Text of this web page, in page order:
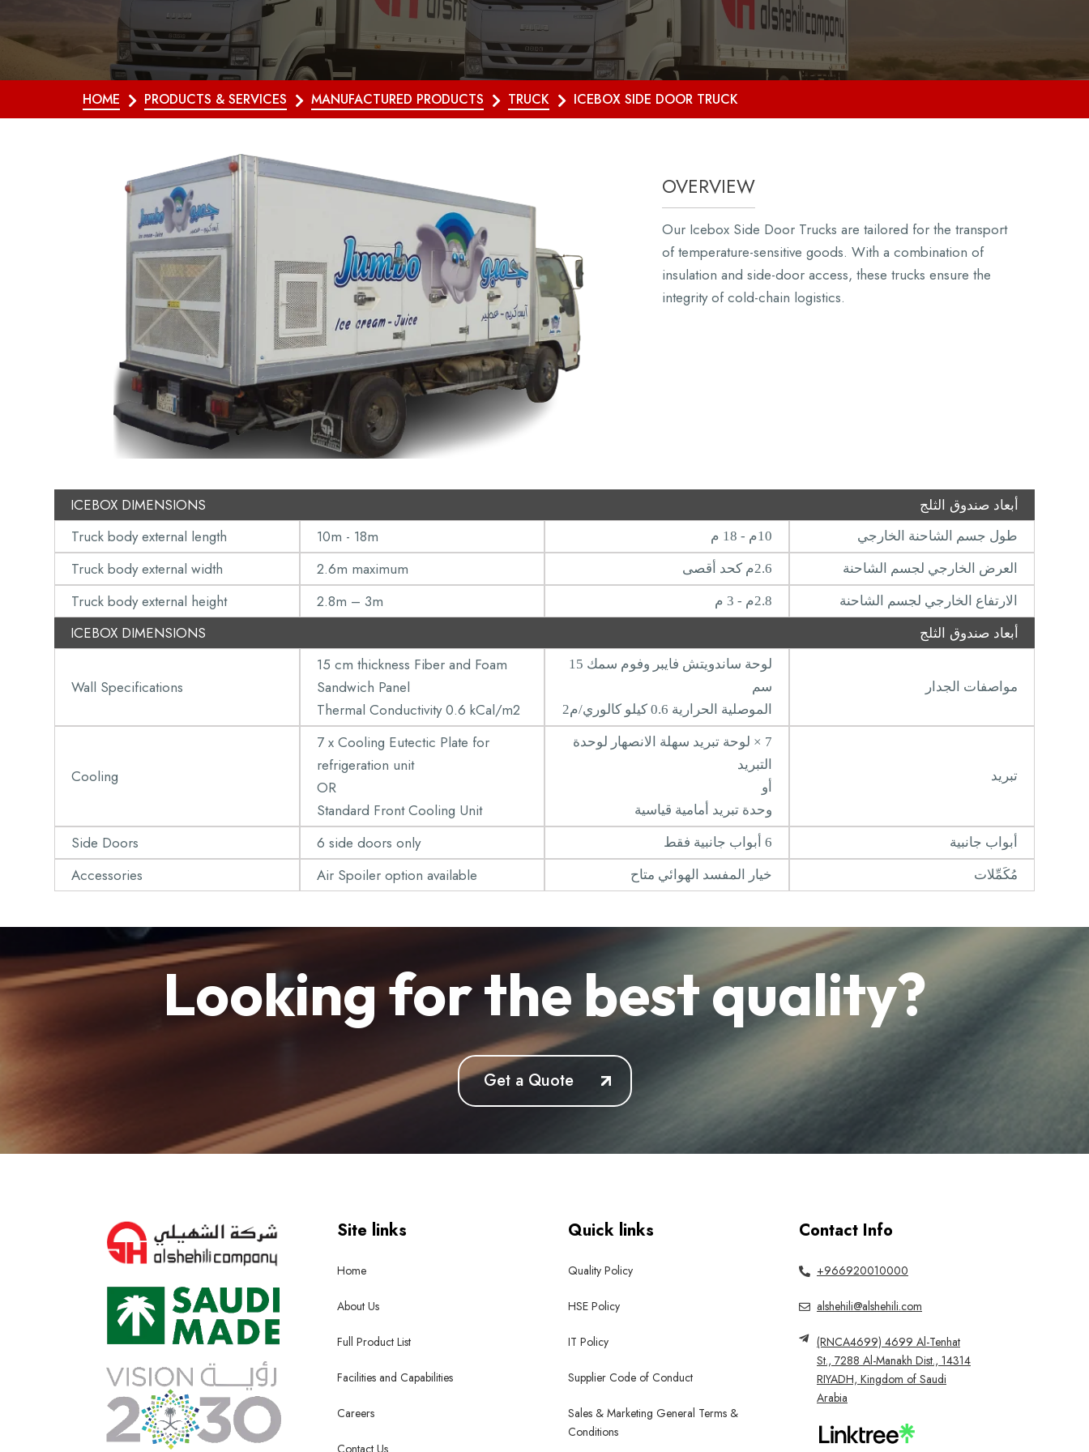
HOME PRODUCTS & SERVICES MANUFACTURED PRODUCTS TRUCK ICEBOX SIDE DOOR TRUCK
OVERVIEW
Our Icebox Side Door Trucks are tailored for the transport
of temperature-sensitive goods. With a combination of
insulation and side-door access, these trucks ensure the
integrity of cold-chain logistics.
ICEBOX DIMENSIONS
أبعاد صندوق الثلج
Truck body external length
10m - 18m 10م - 18 م طول جسم الشاحنة الخارجي
Truck body external width 2.6m maximum 2.6م كحد أقصى العرض الخارجي لجسم الشاحنة
Truck body external height 2.8m – 3m 2.8م - 3 م الارتفاع الخارجي لجسم الشاحنة
ICEBOX DIMENSIONS أبعاد صندوق الثلج
Wall Specifications
15 cm thickness Fiber and Foam
Sandwich Panel
Thermal Conductivity 0.6 kCal/m2
لوحة ساندويتش فايبر وفوم سمك 15
سم
الموصلية الحرارية 0.6 كيلو كالوري/م2
مواصفات الجدار
Cooling
7 x Cooling Eutectic Plate for
refrigeration unit
OR
Standard Front Cooling Unit
7 × لوحة تبريد سهلة الانصهار لوحدة
التبريد
أو
وحدة تبريد أمامية قياسية
تبريد
Side Doors 6 side doors only 6 أبواب جانبية فقط أبواب جانبية
Accessories Air Spoiler option available خيار المفسد الهوائي متاح مُكَمِّلات
Looking for the best quality?
Get a Quote
Site links
Home
About Us
Full Product List
Facilities and Capabilities
Careers
Quick links
Quality Policy
HSE Policy
IT Policy
Supplier Code of Conduct
Sales & Marketing General Terms &
Conditions
Contact Info
+966920010000
alshehili@alshehili.com
(RNCA4699) 4699 Al-Tenhat
St., 7288 Al-Manakh Dist., 14314
RIYADH, Kingdom of Saudi
Arabia